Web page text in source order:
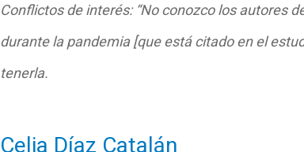
Conflictos de interés: “No conozco los autores
durante la pandemia [que está citado en el
tenerla.
Celia Díaz Catalán